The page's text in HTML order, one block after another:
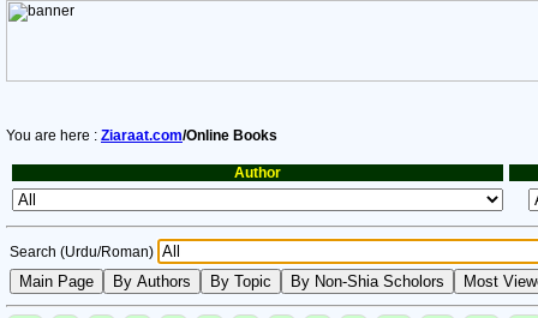
You are here : Ziaraat.com/Online Books
Author
Search (Urdu/Roman)